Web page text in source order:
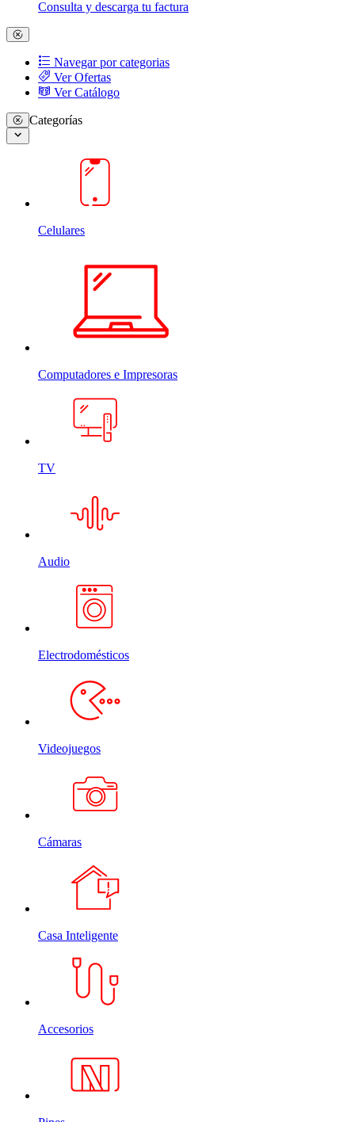
Consulta y descarga tu factura
Navegar por categorias
Ver Ofertas
Ver Catálogo
Categorías
Celulares
Computadores e Impresoras
TV
Audio
Electrodomésticos
Videojuegos
Cámaras
Casa Inteligente
Accesorios